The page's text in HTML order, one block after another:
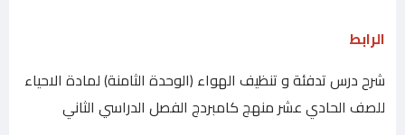
الرابط
شرح درس تدفئة و تنظيف الهواء (الوحدة الثامنة) لمادة الاحياء
للصف الحادي عشر منهج كامبردج الفصل الدراسي الثاني